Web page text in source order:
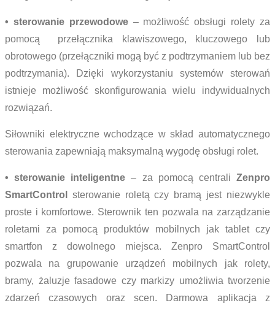
• sterowanie przewodowe– możliwość obsługi rolety za
pomocą przełącznika klawiszowego, kluczowego lub
obrotowego (przełączniki mogą być z podtrzymaniem lub bez
podtrzymania). Dzięki wykorzystaniu systemów sterowań
istnieje możliwość skonfigurowania wielu indywidualnych
rozwiązań.
Siłowniki elektryczne wchodzące w skład automatycznego
sterowania zapewniają maksymalną wygodę obsługi rolet.
• sterowanie inteligentne – za pomocą centraliZenpro
SmartControl
sterowanie roletą czy bramą jest niezwykle
proste i komfortowe. Sterownik ten pozwala na zarządzanie
roletami za pomocą produktów mobilnych jak tablet czy
smartfon z dowolnego miejsca. Zenpro SmartControl
pozwala na grupowanie urządzeń mobilnych jak rolety,
bramy, żaluzje fasadowe czy markizy umożliwia tworzenie
zdarzeń czasowych oraz scen. Darmowa aplikacja z